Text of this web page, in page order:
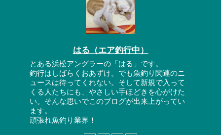
はる（エア釣行中）
とある浜松アングラーの「はる」です。
釣行はしばらくおあずけ。でも魚釣り関連のニ
ュースは待ってくれない。そして新規で入って
くる人たちにも、やさしい手ほどきを心がけた
い。そんな思いでこのブログが出来上がってい
ます。
頑張れ魚釣り業界！